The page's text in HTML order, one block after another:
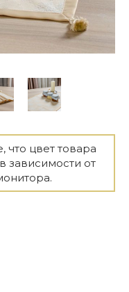
цвет товара
зависимости от